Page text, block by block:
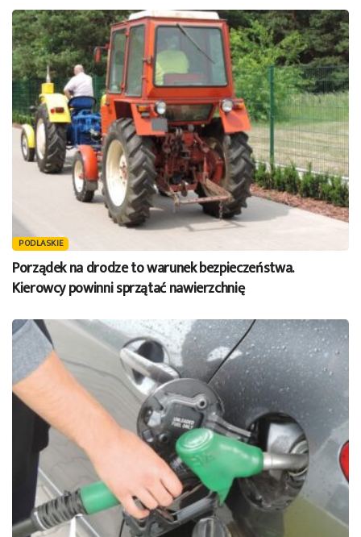
PODLASKIE
Porządek na drodze to warunek bezpieczeństwa.
Kierowcy powinni sprzątać nawierzchnię